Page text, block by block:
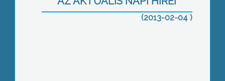
(2013-02-04 )